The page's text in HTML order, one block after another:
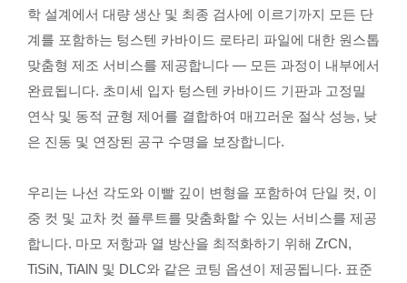
학 설계에서 대량 생산 및 최종 검사에 이르기까지 모든 단
계를 포함하는 텅스텐 카바이드 로타리 파일에 대한 원스톱
맞춤형 제조 서비스를 제공합니다 — 모든 과정이 내부에서
완료됩니다. 초미세 입자 텅스텐 카바이드 기판과 고정밀
연삭 및 동적 균형 제어를 결합하여 매끄러운 절삭 성능, 낮
은 진동 및 연장된 공구 수명을 보장합니다.
우리는 나선 각도와 이빨 깊이 변형을 포함하여 단일 컷, 이
중 컷 및 교차 컷 플루트를 맞춤화할 수 있는 서비스를 제공
합니다. 마모 저항과 열 방산을 최적화하기 위해 ZrCN,
TiSiN, TiAlN 및 DLC와 같은 코팅 옵션이 제공됩니다. 표준